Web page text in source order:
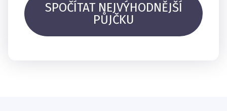
SPOČÍTAT NEJVÝHODNĚJŠÍ
PŮJČKU